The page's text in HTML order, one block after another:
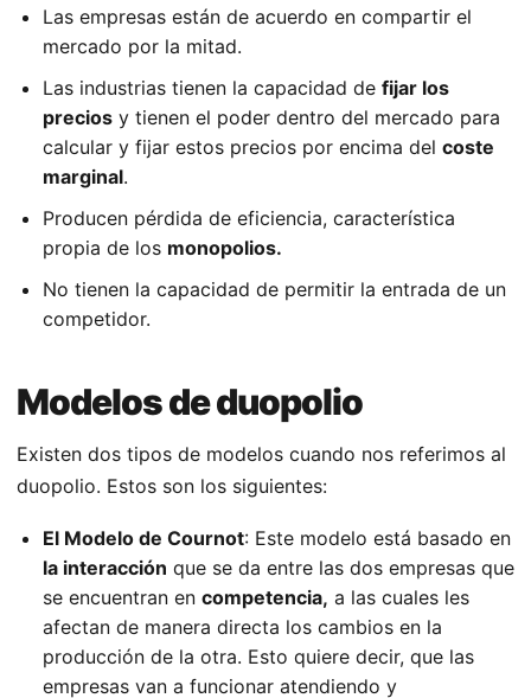
Las empresas están de acuerdo en compartir el
mercado por la mitad.
Las industrias tienen la capacidad de fijar los
precios y tienen el poder dentro del mercado para
calcular y fijar estos precios por encima del coste
marginal.
Producen pérdida de eficiencia, característica
propia de los monopolios.
No tienen la capacidad de permitir la entrada de un
competidor.
Modelos de duopolio
Existen dos tipos de modelos cuando nos referimos al
duopolio. Estos son los siguientes:
El Modelo de Cournot: Este modelo está basado en
la interacción que se da entre las dos empresas que
se encuentran en competencia, a las cuales les
afectan de manera directa los cambios en la
producción de la otra. Esto quiere decir, que las
empresas van a funcionar atendiendo y